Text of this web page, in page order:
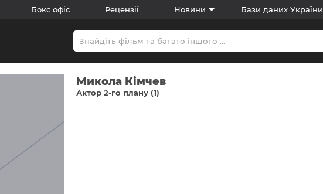
Бокс офіс Рецензії Новини Бази даних України
Микола Кімчев
Актор 2-го плану (1)